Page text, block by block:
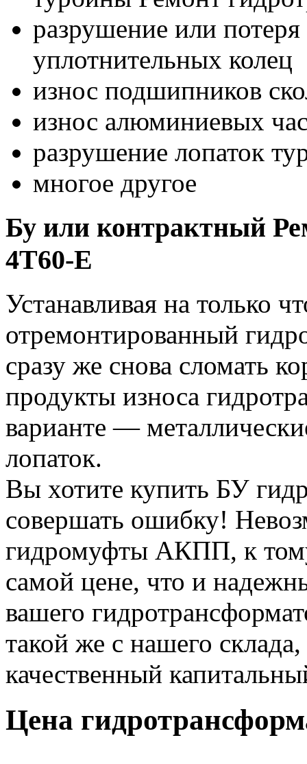
разрушение или
уплотнительных колец
износ подшипников
износ алюминиевых
разрушение лопаток
многое другое
Бу или контрактный
4T60-E
Устанавливая на только
отремонтированный
сразу же снова сломать
продукты износа
варианте —
лопаток.
Вы хотите купить БУ
совершать ошибку!
гидромуфты АКПП, к
самой цене, что и
вашего
такой же с нашего
качественный
Цена